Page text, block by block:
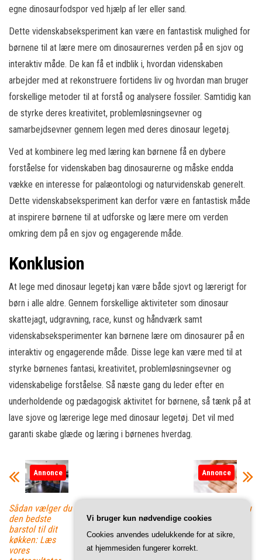
egne dinosaurfodspor ved hjælp af ler eller sand.
Dette videnskabseksperiment kan være en fantastisk mulighed for
børnene til at lære mere om dinosaurernes verden på en sjov og
interaktiv måde. De kan få et indblik i, hvordan videnskaben
arbejder med at rekonstruere fortidens liv og hvordan man bruger
forskellige metoder til at forstå og analysere fossiler. Samtidig kan
de styrke deres kreativitet, problemløsningsevner og
samarbejdsevner gennem legen med deres dinosaur legetøj.
Ved at kombinere leg med læring kan børnene få en dybere
forståelse for videnskaben bag dinosaurerne og måske endda
vække en interesse for palæontologi og naturvidenskab generelt.
Dette videnskabseksperiment kan derfor være en fantastisk måde
at inspirere børnene til at udforske og lære mere om verden
omkring dem på en sjov og engagerende måde.
Konklusion
At lege med dinosaur legetøj kan være både sjovt og lærerigt for
børn i alle aldre. Gennem forskellige aktiviteter som dinosaur
skattejagt, udgravning, race, kunst og håndværk samt
videnskabseksperimenter kan børnene lære om dinosaurer på en
interaktiv og engagerende måde. Disse lege kan være med til at
styrke børnenes fantasi, kreativitet, problemløsningsevner og
videnskabelige forståelse. Så næste gang du leder efter en
underholdende og pædagogisk aktivitet for børnene, så tænk på at
lave sjove og lærerige lege med dinosaur legetøj. Det vil med
garanti skabe glæde og læring i børnenes hverdag.
Annonce
Sådan vælger du
den bedste
barstol til dit
køkken: Læs
vores
Annonce
Sådan bruger du
silver shampoo
korrekt og
undgår gule
toner
Vi bruger kun nødvendige cookies
Cookies anvendes udelukkende for at sikre,
at hjemmesiden fungerer korrekt.